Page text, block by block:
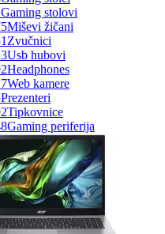
Gaming stolovi
Miševi žičani
Zvučnici
Usb hubovi
Headphones
Web kamere
Prezenteri
Tipkovnice
Gaming periferija